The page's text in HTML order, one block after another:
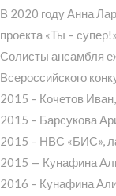
В 2020 году Анна
проекта «Ты – супер!».
Солисты ансамбля
Всероссийского
2015 – Кочетов
2015 – Барсукова
2015 – НВС «БИС»,
2015 — Кунафина
2016 – Кунафина